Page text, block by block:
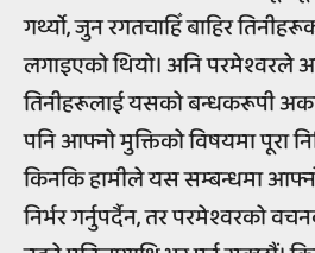
गर्थ्यो, जुन रगतचाहिँ बाहिर
लगाइएको थियो। अनि परमेश्वरले
तिनीहरूलाई यसको बन्धकरूपी
पनि आफ्नो मुक्तिको विषयमा पूरा
किनकि हामीले यस सम्बन्धमा
निर्भर गर्नुपर्दैन, तर परमेश्वरको